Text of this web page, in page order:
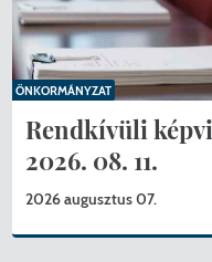
Rendkívüli
2026. 08. 11.
2026 augusztus 07.
ÖNKORMÁNYZAT